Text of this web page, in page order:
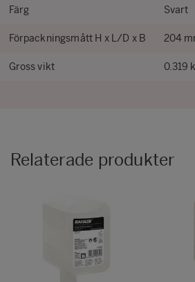
Färg Svart
Förpackningsmått H x L/D x B 204
Gross vikt 0.319
Relaterade produkter